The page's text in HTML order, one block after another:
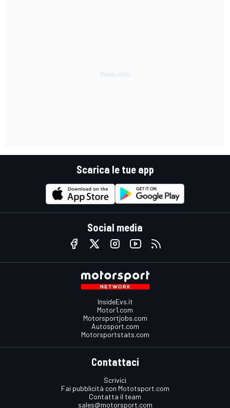
Scarica le tue app
Social media
InsideEvs.it
Motor1.com
Motorsportjobs.com
Autosport.com
Motorsportstats.com
Contattaci
Scrivici
Fai pubblicità con Mototsport.com
Contatta il team
sales@motorsport.com